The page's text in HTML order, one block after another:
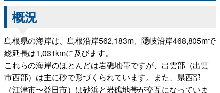
概況
島根県の海岸は、島根沿岸562,183m、隠岐沿岸468,805mで
総延長は1,031kmに及びます。
これらの海岸のほとんどは岩礁地帯ですが、出雲部（出雲
市西部）は主に砂で形づくられています。また、県西部
（江津市〜益田市）は砂浜と岩礁地帯が交互になっていま